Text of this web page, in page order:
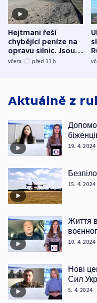
Hejtmani řeší
chybějící peníze na
opravu silnic. Jsou
nenárokové, namítá
včera před 11 h
Aktuálně z
19. 4. 2024
15. 4. 2024
Життя в
10. 4. 2024
Нові
Сил
5. 4. 2024